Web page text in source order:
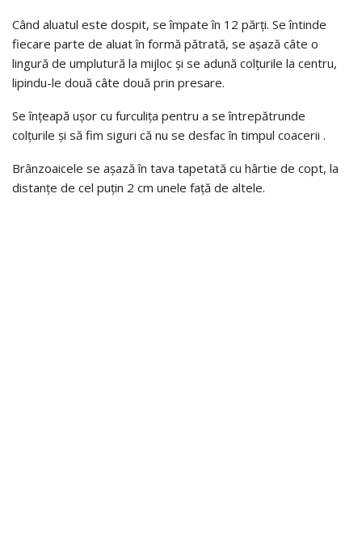
Când aluatul este dospit, se împate în 12 părți. Se întinde
fiecare parte de aluat în formă pătrată, se așază câte o
lingură de umplutură la mijloc și se adună colțurile la centru,
lipindu-le două câte două prin presare.
Se înțeapă ușor cu furculița pentru a se întrepătrunde
colțurile și să fim siguri că nu se desfac în timpul coacerii .
Brânzoaicele se așază în tava tapetată cu hârtie de copt, la
distanțe de cel puțin 2 cm unele față de altele.